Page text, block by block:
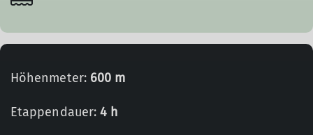
Höhenmeter: 600 m
Etappendauer:4 h